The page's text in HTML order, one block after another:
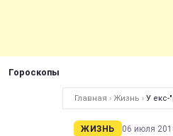
Гороскопы
Главная › Жизнь › У екс-
ЖИЗНЬ 06 июля